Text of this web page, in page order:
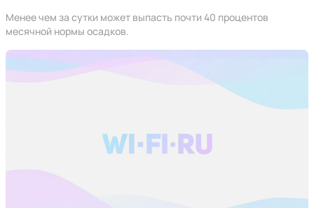
Менее чем за сутки может выпасть почти 40 процентов
месячной нормы осадков.